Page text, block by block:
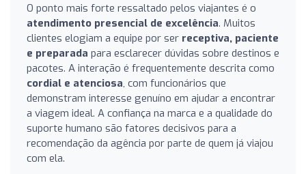
O ponto mais forte ressaltado pelos viajantes é o
atendimento presencial de excelência. Muitos
clientes elogiam a equipe por ser receptiva, paciente
e preparada para esclarecer dúvidas sobre destinos e
pacotes. A interação é frequentemente descrita como
cordial e atenciosa, com funcionários que
demonstram interesse genuíno em ajudar a encontrar
a viagem ideal. A confiança na marca e a qualidade do
suporte humano são fatores decisivos para a
recomendação da agência por parte de quem já viajou
com ela.